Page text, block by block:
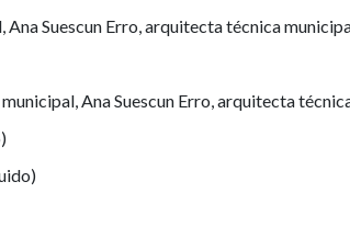
Suescun Erro, arquitecta técnica
Ana Suescun Erro, arquitecta